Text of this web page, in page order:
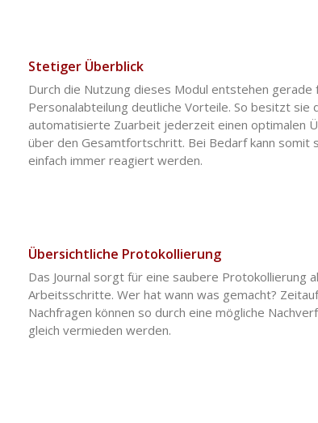
Stetiger Überblick
Durch die Nutzung dieses Modul entstehen gerade
Personalabteilung deutliche Vorteile. So besitzt sie
automatisierte Zuarbeit jederzeit einen optimalen
über den Gesamtfortschritt. Bei Bedarf kann somit
einfach immer reagiert werden.
Übersichtliche Protokollierung
Das Journal sorgt für eine saubere Protokollierung
Arbeitsschritte. Wer hat wann was gemacht?
Nachfragen können so durch eine mögliche
gleich vermieden werden.